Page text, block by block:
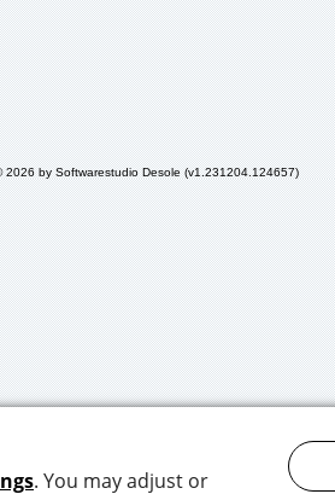
2026 by Softwarestudio Desole (v1.231204.124657)